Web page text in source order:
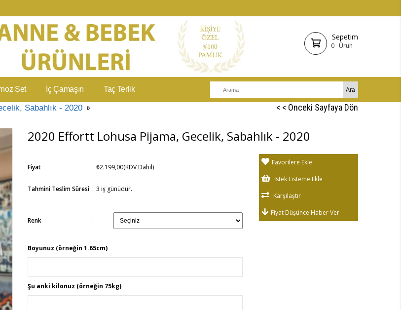
Sepetim
0 Ürün
Set İç Çamaşırı Taç Terlik
Sabahlık - 2020 < < Önceki Sayfaya Dön
2020 Effortt Lohusa Pijama, Gecelik, Sabahlık - 2020
Fiyat : ₺2.199,00(KDV Dahil)
Tahmini Teslim Süresi : 3 iş günüdür.
Renk :
Boyunuz (örneğin 1.65cm)
Şu anki kilonuz (örneğin 75kg)
Favorilere Ekle
İstek Listeme Ekle
Karşılaştır
Fiyat Düşünce Haber Ver